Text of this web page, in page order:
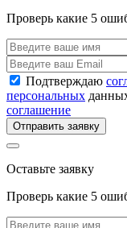
Проверь какие 5
Подтверждаю
персональных
соглашение
Отправить заявку
Оставьте заявку
Проверь какие 5